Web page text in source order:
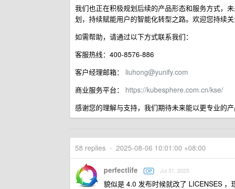
我们也正在积极规划后续的产品形态和服务方式，
划，持续赋能用户的智能化转型之路。欢迎您持续关
如需帮助，请通过以下方式联系我们：
客服热线：400-8576-886
客户经理邮箱： liuhong@yunify.com
商业服务平台： https://kubesphere.com.cn/kse/
感谢您的理解与支持，我们期待未来能以更专业的产
58 replies • 2025-08-06 10:01:00 +08:00
perfectlife OP Jul 31, 2025
貌似是 4.0 发布时候就改了 LICENSES ，